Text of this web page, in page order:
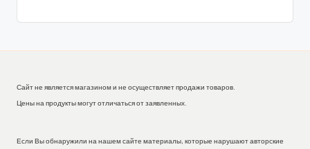
Сайт не является магазином и не осуществляет продажи товаров.
Цены на продукты могут отличаться от заявленных.
Если Вы обнаружили на нашем сайте материалы, которые нарушают авторские